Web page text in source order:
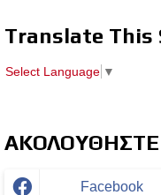
Translate This
Select Language ▼
Facebook